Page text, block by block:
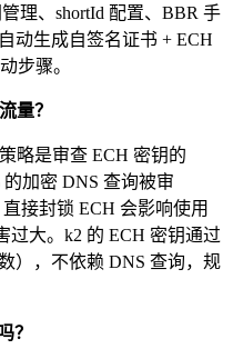
理、shortId 配置、BBR 手
动生成自签名证书 + ECH
步骤。
量？
略是审查 ECH 密钥的
加密 DNS 查询被审
接封锁 ECH 会影响使用
过大。k2 的 ECH 密钥通过
），不依赖 DNS 查询，规
？